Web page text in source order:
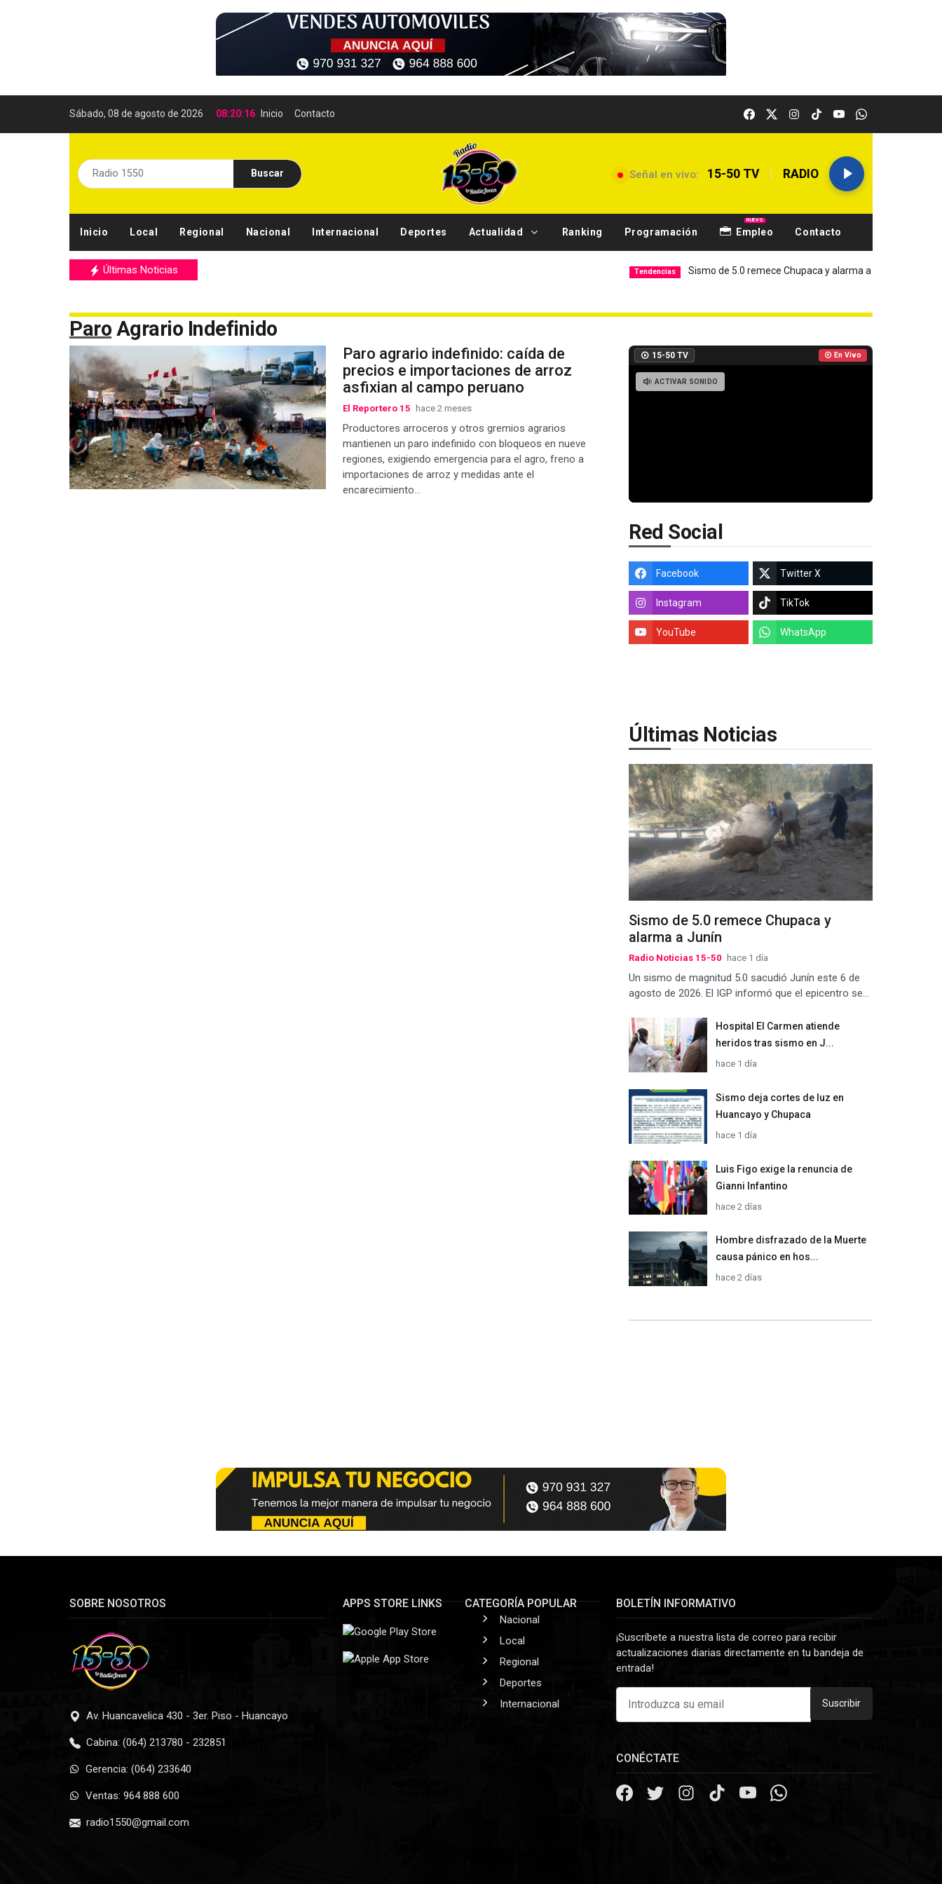
Sábado, 08 de agosto de 2026 08:20:17 Inicio Contacto
Buscar Señal en vivo: 15-50 TV | RADIO
Inicio Local Regional Nacional Internacional Deportes Actualidad Ranking Programación Empleo
NUEVO
Contacto
Últimas Noticias Sismo de 5.0 remece Chupaca y alarma a Junín Local
Paro Agrario Indefinido
Paro agrario indefinido: caída de
precios e importaciones de arroz
asfixian al campo peruano
El Reportero 15 hace 2 meses
Productores arroceros y otros gremios agrarios
mantienen un paro indefinido con bloqueos en nueve
regiones, exigiendo emergencia para el agro, freno a
importaciones de arroz y medidas ante el
encarecimiento...
15-50 TV En Vivo
ACTIVAR SONIDO
Red Social
Facebook Twitter X
Instagram TikTok
YouTube WhatsApp
Últimas Noticias
Sismo de 5.0 remece Chupaca y
alarma a Junín
Radio Noticias 15-50 hace 1 día
Un sismo de magnitud 5.0 sacudió Junín este 6 de
agosto de 2026. El IGP informó que el epicentro se...
Hospital El Carmen atiende
heridos tras sismo en J...
hace 1 día
Sismo deja cortes de luz en
Huancayo y Chupaca
hace 1 día
Luis Figo exige la renuncia de
Gianni Infantino
hace 2 días
Hombre disfrazado de la Muerte
causa pánico en hos...
hace 2 días
SOBRE NOSOTROS
Av. Huancavelica 430 - 3er. Piso - Huancayo
Cabina: (064) 213780 - 232851
Gerencia: (064) 233640
Ventas: 964 888 600
radio1550@gmail.com
APPS STORE LINKS CATEGORÍA POPULAR
Nacional
Local
Regional
Deportes
Internacional
BOLETÍN INFORMATIVO
¡Suscríbete a nuestra lista de correo para recibir
actualizaciones diarias directamente en tu bandeja de
entrada!
Suscribir
CONÉCTATE